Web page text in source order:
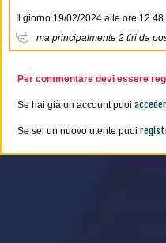
Il giorno 19/02/2024 alle ore 12.48
ma principalmente 2 tiri da
Per commentare devi essere
Se hai già un account puoi
Se sei un nuovo utente puoi